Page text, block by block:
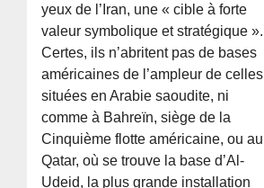
yeux de l’Iran, une « cible à forte
valeur symbolique et stratégique ».
Certes, ils n’abritent pas de bases
américaines de l’ampleur de celles
situées en Arabie saoudite, ni
comme à Bahreïn, siège de la
Cinquième flotte américaine, ou au
Qatar, où se trouve la base d’Al-
Udeid, la plus grande installation